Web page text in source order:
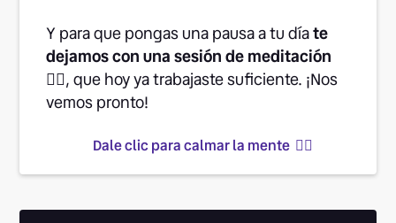
Y para que pongas una pausa a tu díate
dejamos con una sesión de meditación
👉🏽, que hoy ya trabajaste suficiente. ¡Nos
vemos pronto!
Dale clic para calmar la mente 👆🏾